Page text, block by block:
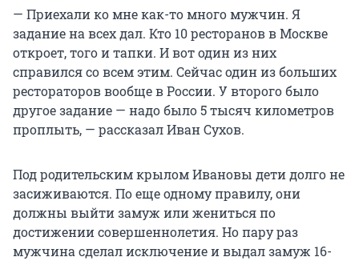
— Приехали ко мне как-то много мужчин. Я
задание на всех дал. Кто 10 ресторанов в Москве
откроет, того и тапки. И вот один из них
справился со всем этим. Сейчас один из больших
рестораторов вообще в России. У второго было
другое задание — надо было 5 тысяч километров
проплыть, — рассказал Иван Сухов.
Под родительским крылом Ивановы дети долго не
засиживаются. По еще одному правилу, они
должны выйти замуж или жениться по
достижении совершеннолетия. Но пару раз
мужчина сделал исключение и выдал замуж 16-